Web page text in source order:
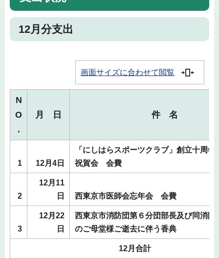
12月分支出
画面サイズに合わせて閲覧
N
O
.
月 日 件 名
1 12月4日
「にしはらスポーツクラブ」創立十周年
祝賀会 会費
2
12月11
日
西東京市医師会忘年会 会費
3
12月22
日
西東京市消防団第６分団部長及び同消防
のご母堂様ご逝去に伴う香典
12月合計